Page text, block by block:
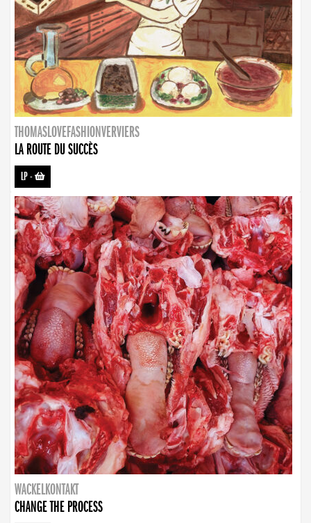
THOMASLOVEFASHIONVERVIERS
LA ROUTE DU SUCCÈS
LP-
WACKELKONTAKT
CHANGE THE PROCESS